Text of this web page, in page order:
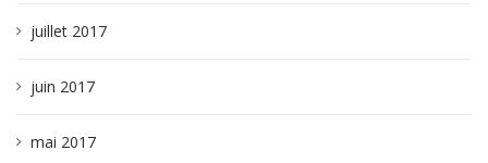
juillet 2017
juin 2017
mai 2017